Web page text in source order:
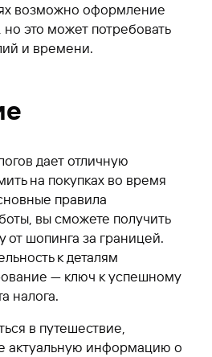
возможно оформление
но это может потребовать
и времени.
дает отличную
на покупках во время
правила
вы сможете получить
от шопинга за границей.
к деталям
— ключ к успешному
налога.
в путешествие,
актуальную информацию о